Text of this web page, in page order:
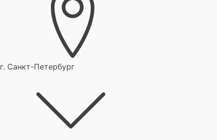
г. Санкт-Петербург